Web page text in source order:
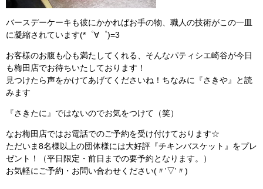
バースデーケーキも彼にかかればお手の物、職人の技術がこの一皿
に凝縮されています(*゜∀゜)=3
お客様のお腹も心も満たしてくれる、そんなパティシエ崎谷が今日
も梅田店でお待ちいたしております！
見つけたら声をかけてあげてくださいね！ちなみに『さきや』と読
みます
『さきたに』ではないのでお気をつけて（笑）
なお梅田店ではお電話でのご予約を受け付けております☆
ただいま8名様以上の団体様には大好評『チキンバスケット』をプレ
ゼント！（平日限定・前日までの要予約となります。）
お気軽にご予約・お問い合わせください(〃'▽'〃)